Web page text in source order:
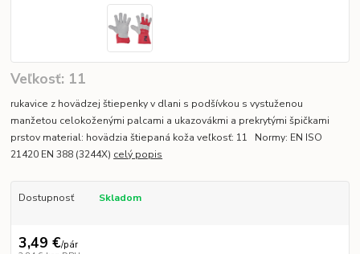
Veľkosť: 11
rukavice z hovädzej štiepenky v dlani s podšívkou s vystuženou
manžetou celokoženými palcami a ukazovákmi a prekrytými špičkami
prstov material: hovädzia štiepaná koža veľkosť: 11 Normy: EN ISO
21420 EN 388 (3244X) celý popis
Dostupnosť Skladom
3,49 €/pár